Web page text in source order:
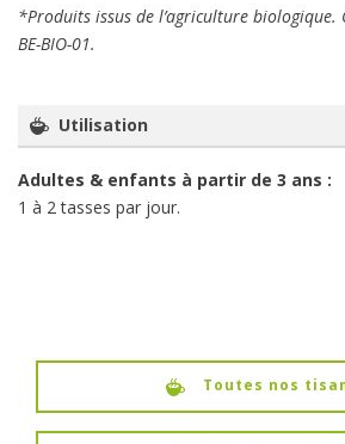
*Produits issus de l’agriculture biologique.
BE-BIO-01.
Utilisation
Adultes & enfants à partir de 3 ans :
1 à 2 tasses par jour.
Toutes nos